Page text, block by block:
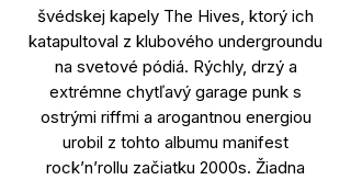
švédskej kapely The Hives, ktorý ich
katapultoval z klubového undergroundu
na svetové pódiá. Rýchly, drzý a
extrémne chytľavý garage punk s
ostrými riffmi a arogantnou energiou
urobil z tohto albumu manifest
rock’n’rollu začiatku 2000s. Žiadna